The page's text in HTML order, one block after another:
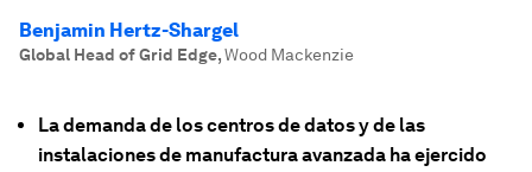
Benjamin Hertz-Shargel
Global Head of Grid Edge,Wood Mackenzie
La demanda de los centros de datos y de las
instalaciones de manufactura avanzada ha ejercido